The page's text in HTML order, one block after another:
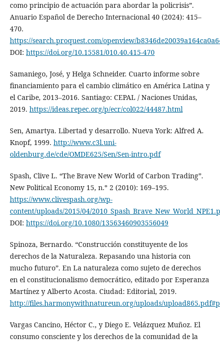
como principio de actuación para abordar la policrisis”.
Anuario Español de Derecho Internacional 40 (2024): 415–
470.
https://search.proquest.com/openview/
DOI: https://doi.org/10.15581/010.40.415-470
Samaniego, José, y Helga Schneider. Cuarto informe sobre
financiamiento para el cambio climático en América Latina y
el Caribe, 2013–2016. Santiago: CEPAL / Naciones Unidas,
2019. https://ideas.repec.org/p/ecr/col022/44487.html
Sen, Amartya. Libertad y desarrollo. Nueva York: Alfred A.
Knopf, 1999. http://www.c3l.uni-
oldenburg.de/cde/OMDE625/Sen/Sen-intro.pdf
Spash, Clive L. “The Brave New World of Carbon Trading”.
New Political Economy 15, n.º 2 (2010): 169–195.
https://www.clivespash.org/wp-
content/uploads/2015/04/
DOI: https://doi.org/10.1080/13563460903556049
Spinoza, Bernardo. “Construcción constituyente de los
derechos de la Naturaleza. Repasando una historia con
mucho futuro”. En La naturaleza como sujeto de derechos
en el constitucionalismo democrático, editado por Esperanza
Martínez y Alberto Acosta. Ciudad: Editorial, 2019.
http://files.harmonywithnatureun.org/uploads/
Vargas Cancino, Héctor C., y Diego E. Velázquez Muñoz. El
consumo consciente y los derechos de la comunidad de la